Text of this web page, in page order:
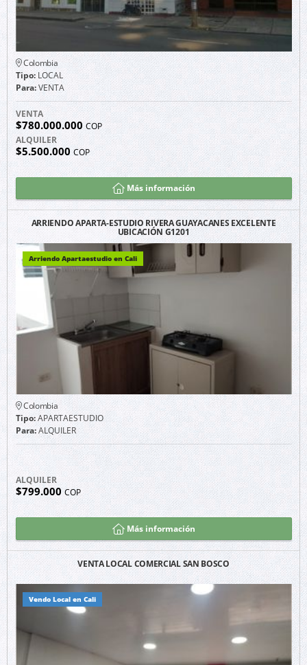
Colombia
Tipo:LOCAL
Para:VENTA
VENTA
$780.000.000COP
ALQUILER
$5.500.000 COP
Más información
ARRIENDO APARTA-ESTUDIO RIVERA GUAYACANES EXCELENTE
UBICACIÓN G1201
Arriendo Apartaestudio en Cali
Colombia
Tipo:APARTAESTUDIO
Para:ALQUILER
ALQUILER
$799.000COP
Más información
VENTA LOCAL COMERCIAL SAN BOSCO
Vendo Local en Cali